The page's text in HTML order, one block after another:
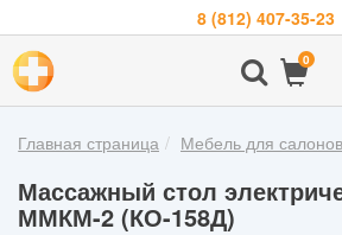
8 (812) 407-35-23
0
О
компании
Бренды
Покупателям
Главная страница Мебель для
Массажный стол
ММКМ-2 (КО-158Д)